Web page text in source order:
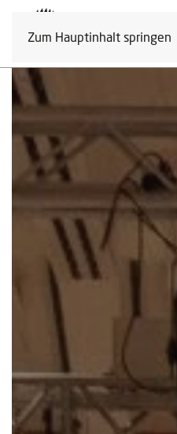
Zum Hauptinhalt springen